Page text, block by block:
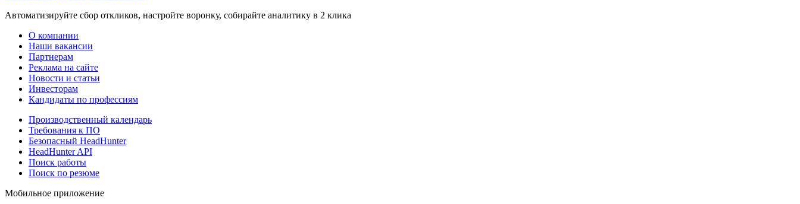
Автоматизируйте сбор откликов, настройте воронку, собирайте аналитику в 2 клика
О компании
Наши вакансии
Партнерам
Реклама на сайте
Новости и статьи
Инвесторам
Кандидаты по профессиям
Производственный календарь
Требования к ПО
Безопасный HeadHunter
HeadHunter API
Поиск работы
Поиск по резюме
Мобильное приложение